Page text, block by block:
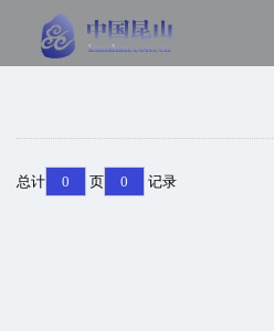
总计 0 页 0 记录